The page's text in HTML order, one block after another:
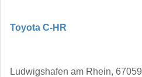
Toyota C-HR
Ludwigshafen am Rhein, 67059